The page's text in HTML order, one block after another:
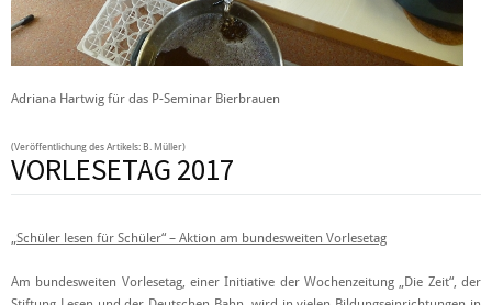
Adriana Hartwig für das P-Seminar Bierbrauen
(Veröffentlichung des Artikels: B. Müller)
VORLESETAG 2017
„Schüler lesen für Schüler“ – Aktion am bundesweiten Vorlesetag
Am bundesweiten Vorlesetag, einer Initiative der Wochenzeitung „Die Zeit“, der